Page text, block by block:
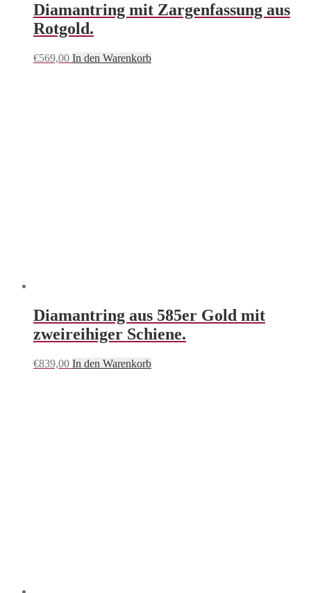
Diamantring mit Zargenfassung aus
Rotgold.
€569,00 In den Warenkorb
Diamantring aus 585er Gold mit
zweireihiger Schiene.
€839,00 In den Warenkorb